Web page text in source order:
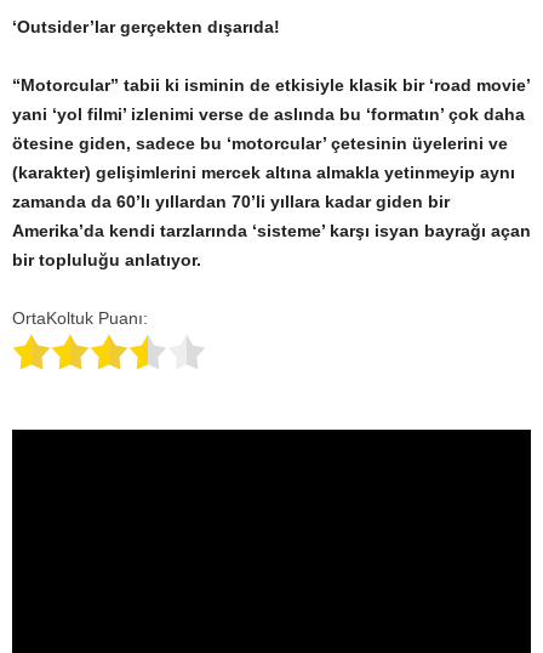
‘Outsider’lar gerçekten dışarıda!
“Motorcular” tabii ki isminin de etkisiyle klasik bir ‘road movie’
yani ‘yol filmi’ izlenimi verse de aslında bu ‘formatın’ çok daha
ötesine giden, sadece bu ‘motorcular’ çetesinin üyelerini ve
(karakter) gelişimlerini mercek altına almakla yetinmeyip aynı
zamanda da 60’lı yıllardan 70’li yıllara kadar giden bir
Amerika’da kendi tarzlarında ‘sisteme’ karşı isyan bayrağı açan
bir topluluğu anlatıyor.
OrtaKoltuk Puanı: